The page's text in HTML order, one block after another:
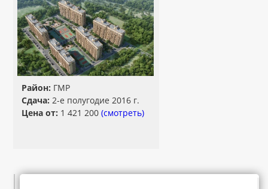
Район: ГМР
Сдача: 2-е полугодие 2016 г.
Цена от: 1 421 200 (смотреть)